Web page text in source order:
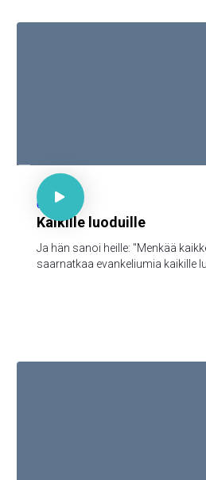
Mark 16:15

62
Kaikille luoduille
Ja hän sanoi heille: "Menkää
saarnatkaa evankeliumia kaikille